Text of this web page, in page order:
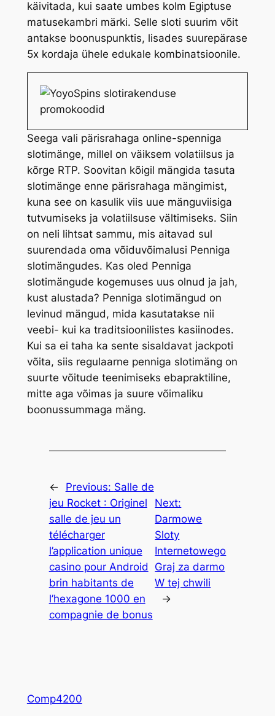
käivitada, kui saate umbes kolm Egiptuse
matusekambri märki. Selle sloti suurim võit
antakse boonuspunktis, lisades suurepärase
5x kordaja ühele edukale kombinatsioonile.
Seega vali pärisrahaga online-spenniga
slotimänge, millel on väiksem volatiilsus ja
kõrge RTP. Soovitan kõigil mängida tasuta
slotimänge enne pärisrahaga mängimist,
kuna see on kasulik viis uue mänguviisiga
tutvumiseks ja volatiilsuse vältimiseks. Siin
on neli lihtsat sammu, mis aitavad sul
suurendada oma võiduvõimalusi Penniga
slotimängudes. Kas oled Penniga
slotimängude kogemuses uus olnud ja jah,
kust alustada? Penniga slotimängud on
levinud mängud, mida kasutatakse nii
veebi- kui ka traditsioonilistes kasiinodes.
Kui sa ei taha ka sente sisaldavat jackpoti
võita, siis regulaarne penniga slotimäng on
suurte võitude teenimiseks ebapraktiline,
mitte aga võimas ja suure võimaliku
boonussummaga mäng.
← Previous: Salle de
jeu Rocket : Originel
salle de jeu un
télécharger
l’application unique
casino pour Android
brin habitants de
l’hexagone 1000 en
compagnie de bonus
Next:
Darmowe
Sloty
Internetowego
Graj za darmo
W tej chwili
→
Comp4200